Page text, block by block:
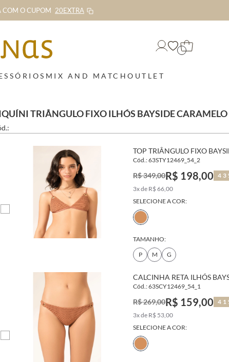
COM O CUPOM 20EXTRA
MIX AND MATCHOUTLET
TRIÂNGULO FIXO ILHÓS BAYSIDE CARAMELO
TOP TRIÂNGULO FIXO
Cód.: 63STY12469_54_2
R$ 349,00R$ 198,00
3x de R$ 66,00
SELECIONE A COR:
TAMANHO:
P
M G
CALCINHA RETA ILHÓS
Cód.: 63SCY12469_54_1
R$ 269,00R$ 159,00
3x de R$ 53,00
SELECIONE A COR: